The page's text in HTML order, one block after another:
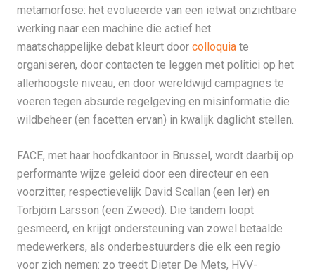
metamorfose: het evolueerde van een ietwat onzichtbare
werking naar een machine die actief het
maatschappelijke debat kleurt door colloquiate
organiseren, door contacten te leggen met politici op het
allerhoogste niveau, en door wereldwijd campagnes te
voeren tegen absurde regelgeving en misinformatie die
wildbeheer (en facetten ervan) in kwalijk daglicht stellen.
FACE, met haar hoofdkantoor in Brussel, wordt daarbij op
performante wijze geleid door een directeur en een
voorzitter, respectievelijk David Scallan (een Ier) en
Torbjörn Larsson (een Zweed). Die tandem loopt
gesmeerd, en krijgt ondersteuning van zowel betaalde
medewerkers, als onderbestuurders die elk een regio
voor zich nemen: zo treedt Dieter De Mets, HVV-